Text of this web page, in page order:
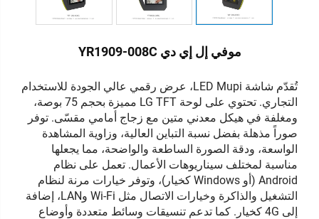
موفي إل إي دي YR1909-008C
تُقدّم شاشة LED Mupi، عرض رقمي عالي الجودة للاستخدام
التجاري. تحتوي على لوحة LG TFT مميزة بحجم 75 بوصة،
ومغلفة في هيكل معدني متين مع زجاج أمامي مقسّى. توفر
صوراً مذهلة بفضل نسبة التباين العالية، وزاوية المشاهدة
الواسعة، ودقة الصورة الساطعة والواضحة، مما يجعلها
مناسبة لمختلف سيناريوهات الأعمال. تعمل على نظام
Android (أو Windows كخيار)، وتوفر خيارات مرنة لنظام
التشغيل والذاكرة وخيارات الاتصال مثل Wi-Fi وLAN، إضافة
إلى 4G كخيار. كما تدعم تنسيقات وسائط متعددة وأوضاع